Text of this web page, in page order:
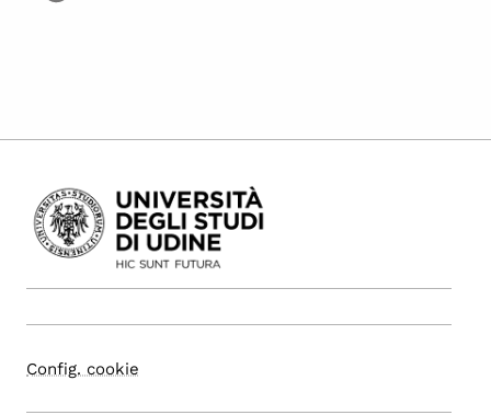
Config. cookie